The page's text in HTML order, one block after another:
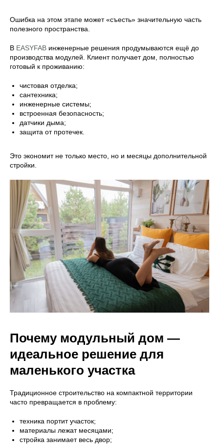
Ошибка на этом этапе может «съесть» значительную часть
полезного пространства.
В EASYFAB инженерные решения продумываются ещё до
производства модулей. Клиент получает дом, полностью
готовый к проживанию:
чистовая отделка;
сантехника;
инженерные системы;
встроенная безопасность;
датчики дыма;
защита от протечек.
Это экономит не только место, но и месяцы дополнительной
стройки.
Почему модульный дом —
идеальное решение для
маленького участка
Традиционное строительство на компактной территории
часто превращается в проблему:
техника портит участок;
материалы лежат месяцами;
стройка занимает весь двор;